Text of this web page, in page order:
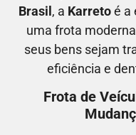
Brasil , a Karretoé a
uma frota
seus bens sejam
eficiência e
Frota de